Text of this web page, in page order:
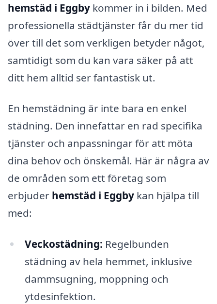
hemstäd i Eggby kommer in i bilden. Med
professionella städtjänster får du mer tid
över till det som verkligen betyder något,
samtidigt som du kan vara säker på att
ditt hem alltid ser fantastisk ut.
En hemstädning är inte bara en enkel
städning. Den innefattar en rad specifika
tjänster och anpassningar för att möta
dina behov och önskemål. Här är några av
de områden som ett företag som
erbjuder hemstäd i Eggby kan hjälpa till
med:
Veckostädning: Regelbunden
städning av hela hemmet, inklusive
dammsugning, moppning och
ytdesinfektion.